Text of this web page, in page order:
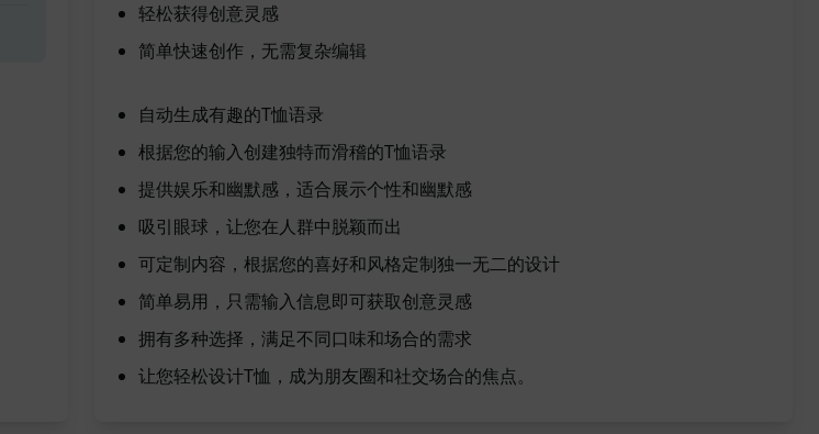
轻松获得创意灵感
简单快速创作，无需复杂编辑
自动生成有趣的T恤语录
根据您的输入创建独特而滑稽的T恤语录
提供娱乐和幽默感，适合展示个性和幽默感
吸引眼球，让您在人群中脱颖而出
可定制内容，根据您的喜好和风格定制独一无二的设计
简单易用，只需输入信息即可获取创意灵感
拥有多种选择，满足不同口味和场合的需求
让您轻松设计T恤，成为朋友圈和社交场合的焦点。